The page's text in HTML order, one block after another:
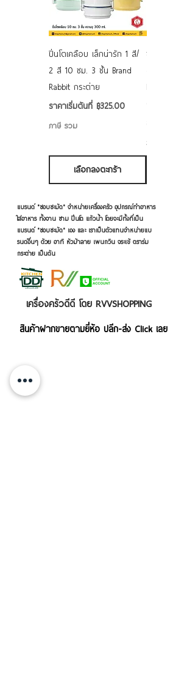
ปิ่นโตเคลือบ เล็กน่ารัก 1 สี/
2 สี 10 ซม. 3 ชั้น Brand
Rabbit กระต่าย
ราคาเริ่มต้นที่ ฿325.00
ราคาขายลด
ภาษี รวม
เลือกลงตะกร้า
ชามเคลือบ
ภาษี รวม
แบรนด์ "ชอบชะมัด" จำหน่ายเครื่องครัว อุปกรณ์ทำอาหาร
ใส่อาหาร ทั้งจาน ชาม ปิ่นโต แก้วน้ำ โดยจะมีทั้งที่เป็น
แบรนด์ "ชอบชะมัด" เอง และ เราเป็นตัวแทนจำหน่ายแบ
รนด์อื่นๆ ด้วย อาทิ หัวม้าลาย เพนกวิน จระเข้ ตราร่ม
กระต่าย เป็นต้น
เครื่องครัวดีดี โดย RVVSHOPPING
สินค้าฝากขายตามยี่ห้อ ปลีก-ส่ง Click เลย